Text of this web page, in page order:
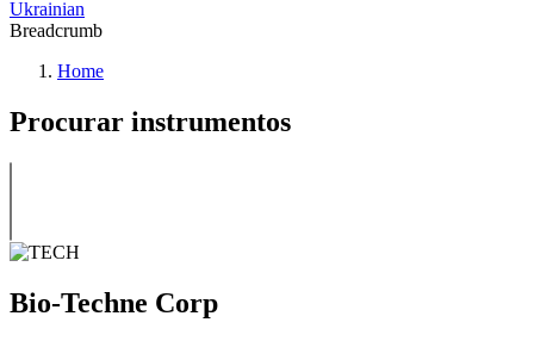
Ukrainian
Breadcrumb
Home
Procurar instrumentos
Bio-Techne Corp